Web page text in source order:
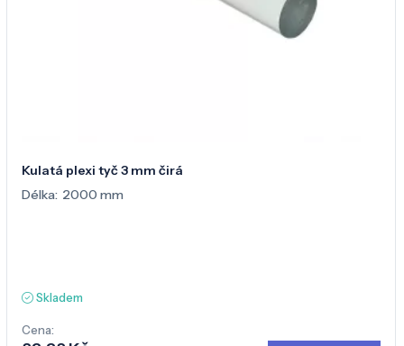
Kulatá plexi tyč 3 mm čirá
Délka: 2000 mm
Skladem
Cena: